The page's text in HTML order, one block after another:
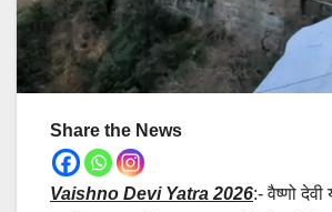
Share the News
Vaishno Devi Yatra 2026:- वैष्णो देवी